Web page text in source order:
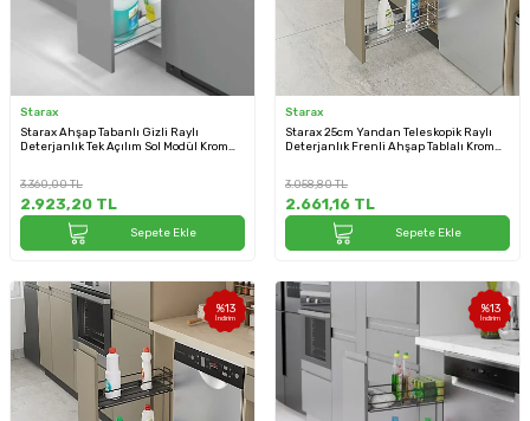
Starax
Starax Ahşap Tabanlı Gizli Raylı
Deterjanlık Tek Açılım Sol Modül Krom
3.360,00TL
2.923,20 TL
Sepete Ekle
Starax
Starax 25cm Yandan Teleskopik Raylı
Deterjanlık Frenli Ahşap Tablalı Krom
3.058,80TL
2.661,16 TL
Sepete Ekle
%13
İndirim
%13
İndirim